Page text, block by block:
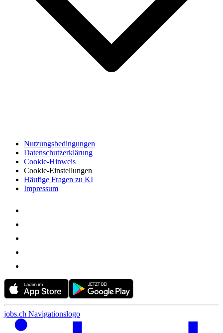
Nutzungsbedingungen
Datenschutzerklärung
Cookie-Hinweis
Cookie-Einstellungen
Häufige Fragen zu KI
Impressum
jobs.ch Navigationslogo